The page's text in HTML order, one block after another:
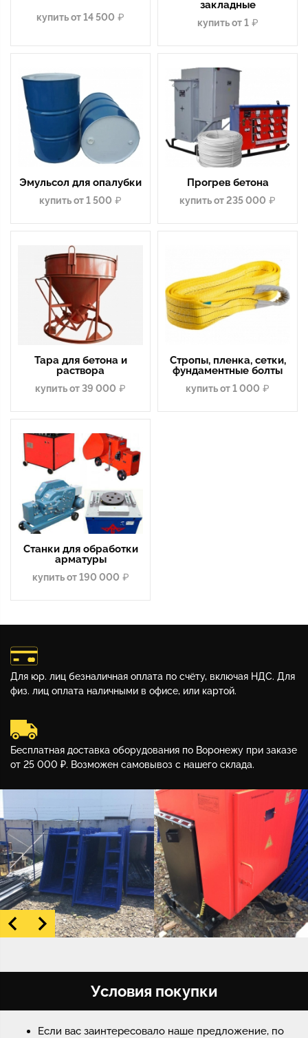
купить от 14 500
закладные
купить от 1
Эмульсол для опалубки
купить от 1 500
Прогрев бетона
купить от 235 000
Тара для бетона и
раствора
купить от 39 000
Стропы, пленка, сетки,
фундаментные болты
купить от 1 000
Станки для обработки
арматуры
купить от 190 000
Для юр. лиц безналичная оплата по счёту, включая НДС. Для
физ. лиц оплата наличными в офисе, или картой.
Бесплатная доставка оборудования по Воронежу при заказе
от 25 000 ₽. Возможен самовывоз с нашего склада.
Условия покупки
Если вас заинтересовало наше предложение, по